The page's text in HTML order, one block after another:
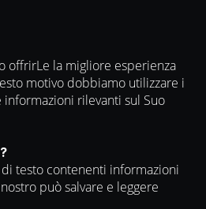
offrirLe la migliore esperienza
motivo dobbiamo utilizzare i
rilevanti sul Suo
testo contenenti informazioni
può salvare e leggere